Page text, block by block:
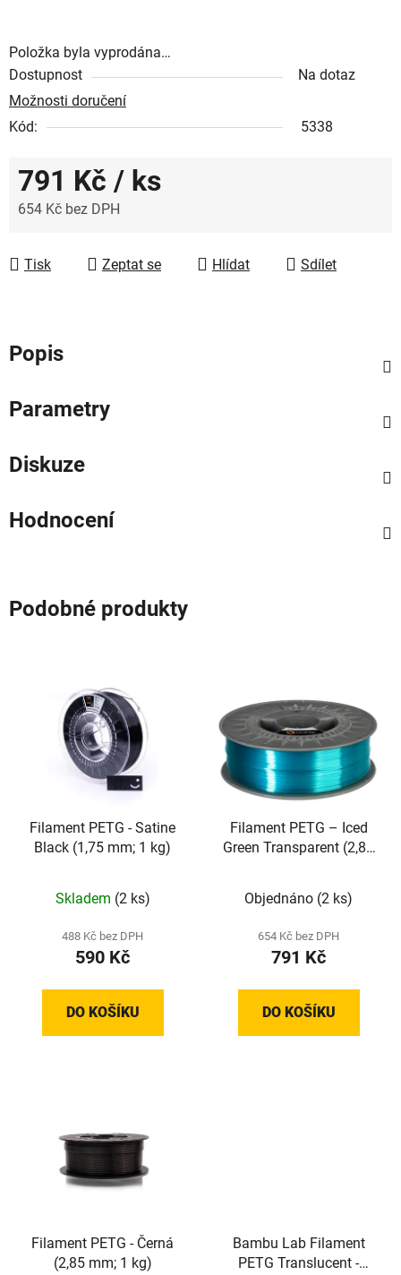
Položka byla vyprodána…
Dostupnost
Na dotaz
Možnosti doručení
Kód:
5338
791 Kč / ks
654 Kč bez DPH
Tisk
Zeptat se Hlídat Sdílet
Popis
Parametry
Diskuze
Hodnocení
Podobné produkty
Filament PETG - Satine
Black (1,75 mm; 1 kg)
Skladem (2 ks)
488 Kč bez DPH
590 Kč
DO KOŠÍKU
Filament PETG – Iced
Green Transparent (2,85
Objednáno (2 ks)
654 Kč bez DPH
791 Kč
DO KOŠÍKU
Filament PETG - Černá
(2,85 mm; 1 kg)
Bambu Lab Filament
PETG Translucent -